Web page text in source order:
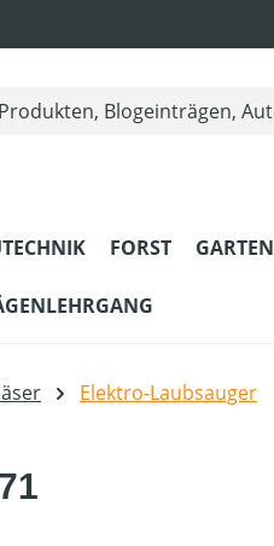
FORST GARTEN
Elektro-Laubsauger